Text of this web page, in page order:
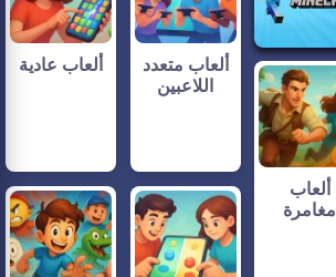
ألعاب متعدد
اللاعبين
ألعاب عادية
ألعاب
مغامرة